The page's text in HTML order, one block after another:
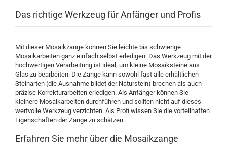
Das richtige Werkzeug für Anfänger und Profis
Mit dieser Mosaikzange können Sie leichte bis schwierige
Mosaikarbeiten ganz einfach selbst erledigen. Das Werkzeug mit der
hochwertigen Verarbeitung ist ideal, um kleine Mosaiksteine aus
Glas zu bearbeiten. Die Zange kann sowohl fast alle erhältlichen
Steinarten (die Ausnahme bildet der Naturstein) brechen als auch
präzise Korrekturarbeiten erledigen. Als Anfänger können Sie
kleinere Mosaikarbeiten durchführen und sollten nicht auf dieses
wertvolle Werkzeug verzichten. Als Profi wissen Sie die vorteilhaften
Eigenschaften der Zange zu schätzen.
Erfahren Sie mehr über die Mosaikzange